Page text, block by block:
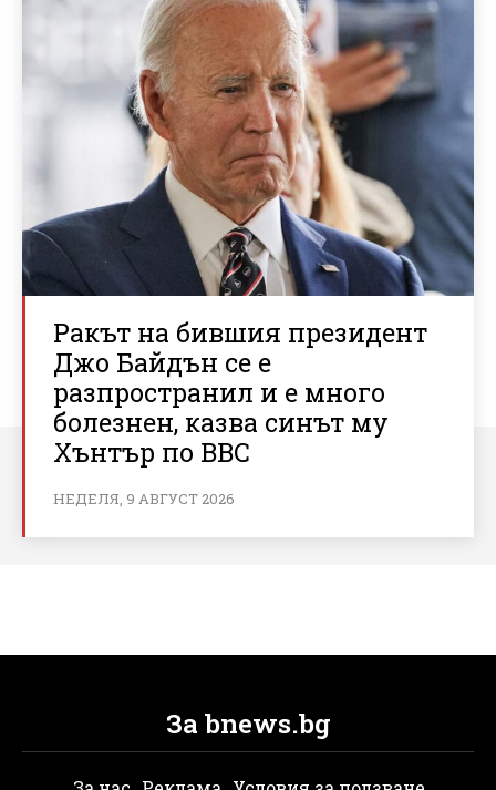
Ракът на бившия президент
Джо Байдън се е
разпространил и е много
болезнен, казва синът му
Хънтър по BBC
НЕДЕЛЯ, 9 АВГУСТ 2026
За bnews.bg